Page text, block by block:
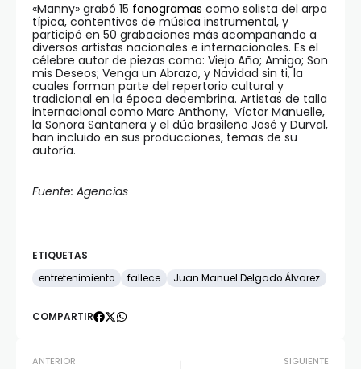
«Manny» grabó 15 fonogramas como solista del arpa
típica, contentivos de música instrumental, y
participó en 50 grabaciones más acompañando a
diversos artistas nacionales e internacionales. Es el
célebre autor de piezas como: Viejo Año; Amigo; Son
mis Deseos; Venga un Abrazo, y Navidad sin ti, la
cuales forman parte del repertorio cultural y
tradicional en la época decembrina. Artistas de talla
internacional como Marc Anthony, Víctor Manuelle,
la Sonora Santanera y el dúo brasileño José y Durval,
han incluido en sus producciones, temas de su
autoría.
Fuente: Agencias
ETIQUETAS
entretenimiento
fallece Juan Manuel Delgado Álvarez
COMPARTIR
ANTERIOR SIGUIENTE